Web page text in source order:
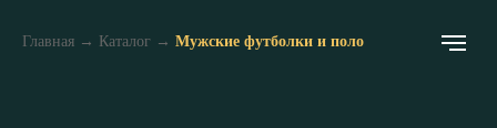
Главная → Каталог → Мужские футболки и поло